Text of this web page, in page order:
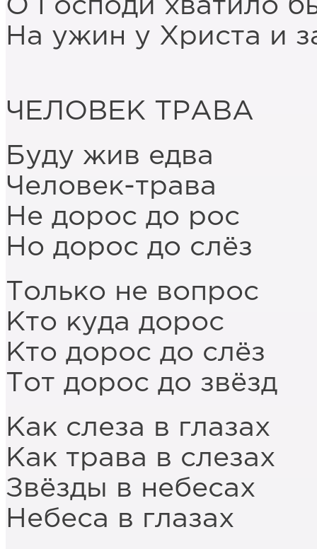
О Господи хватило
На ужин у Христа и
ЧЕЛОВЕК ТРАВА
Буду жив едва
Человек-трава
Не дорос до рос
Но дорос до слёз
Только не вопрос
Кто куда дорос
Кто дорос до слёз
Тот дорос до звёзд
Как слеза в глазах
Как трава в слезах
Звёзды в небесах
Небеса в глазах